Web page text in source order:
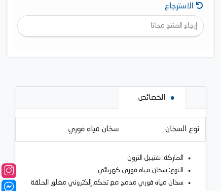
الاسترجاع
إرجاع المنتج مجانا
الخصائص
نوع السخان سخان مياه فوري
الماركة: شتيبل الترون
النوع: سخان مياه فورى كهربائي
سخان مياه فوري مدمج مع تحكم إلكتروني مغلق الحلقة